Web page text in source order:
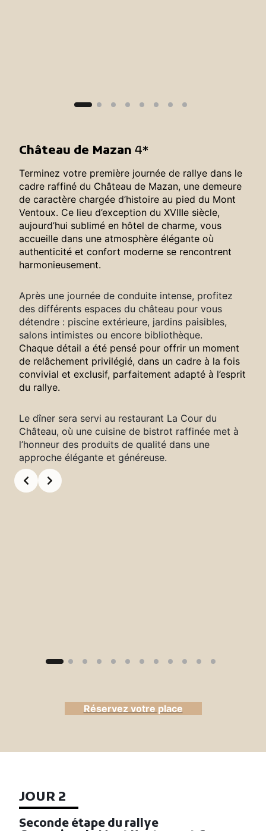
Château de Mazan 4*
Terminez votre première journée de rallye dans le
cadre raffiné du Château de Mazan, une demeure
de caractère chargée d’histoire au pied du Mont
Ventoux. Ce lieu d’exception du XVIIIe siècle,
aujourd’hui sublimé en hôtel de charme, vous
accueille dans une atmosphère élégante où
authenticité et confort moderne se rencontrent
harmonieusement.
Après une journée de conduite intense, profitez
des différents espaces du château pour vous
détendre : piscine extérieure, jardins paisibles,
salons intimistes ou encore bibliothèque.
Chaque détail a été pensé pour offrir un moment
de relâchement privilégié, dans un cadre à la fois
convivial et exclusif, parfaitement adapté à l’esprit
du rallye.
Le dîner sera servi au restaurant La Cour du
Château, où une cuisine de bistrot raffinée met à
l’honneur des produits de qualité dans une
approche élégante et généreuse.
Réservez votre place
JOUR 2
Seconde étape du rallye